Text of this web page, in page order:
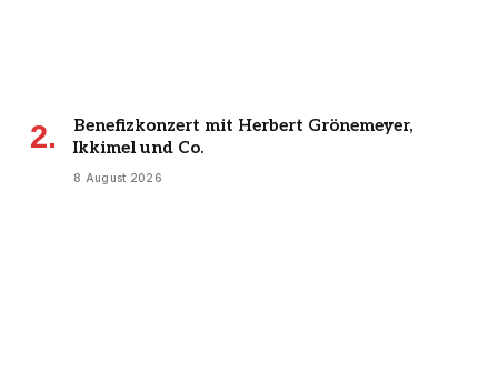
Benefizkonzert mit Herbert Grönemeyer,
Ikkimel und Co.
8 August 2026